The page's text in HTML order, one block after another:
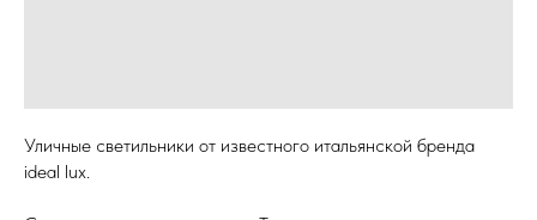
Уличные светильники от известного итальянской бренда
ideal lux.